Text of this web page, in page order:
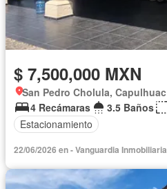
$ 7,500,000 MXN
San Pedro Cholula, Capulhuac
4 Recámaras
3.5 Baños
Estacionamiento
22/06/2026 en - Vanguardia Inmobiliaria